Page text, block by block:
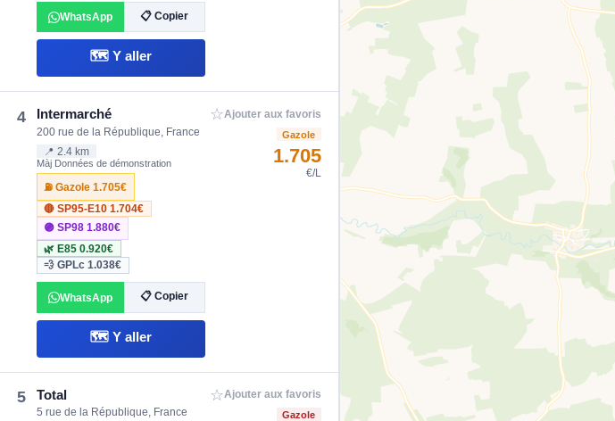
WhatsApp 📋 Copier
🗺️ Y aller
4 Intermarché
200 rue de la République, France
📍 2.4 km
Màj Données de démonstration
⛽ Gazole1.705€
🔴 SP95-E101.704€
🟣 SP981.880€
🌿 E850.920€
💨 GPLc1.038€
WhatsApp 📋 Copier
🗺️ Y aller
☆Ajouter aux favoris
Gazole
1.705
€/L
5 Total
5 rue de la République, France
☆Ajouter aux favoris
Gazole